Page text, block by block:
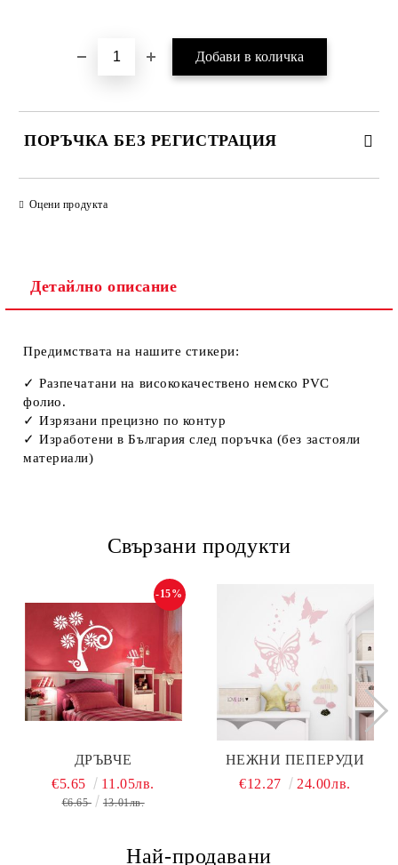
ПОРЪЧКА БЕЗ РЕГИСТРАЦИЯ
Ние ще се свържем с вас в рамките на работния ден.
Оцени продукта
Детайлно описание
Предимствата на нашите стикери:
✓ Разпечатани нa висококачествено немско PVC
фолио.
✓ Изрязани прецизно по контур
✓ Изработени в България след поръчка (без застояли
материали)
Свързани продукти
ДРЪВЧЕ
-15%
€5.65 11.05лв.
€6.65 13.01лв.
НЕЖНИ ПЕПЕРУДИ
€12.27
24.00лв.
Най-продавани